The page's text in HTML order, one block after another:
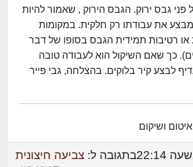
על פני גבס ירוק. הגבס הירוק , שאמור להיות
את עבודתו רק חלקית. במקומות
רטיבות תמידית הגבס בסופו של דבר
כך שאם השיקול הוא לעבודה טובה
לבצע קיר בלוקים. בהצלחה, גבי פייר
ושיקום
בתגובה ל: צביעה חיצונית